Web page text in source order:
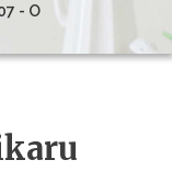
- O